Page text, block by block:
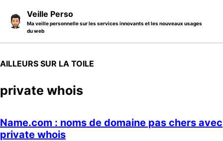
Veille Perso
Ma veille personnelle sur les services innovants et les nouveaux usages
du web
AILLEURS SUR LA TOILE
private whois
Name.com : noms de domaine pas chers avec
private whois